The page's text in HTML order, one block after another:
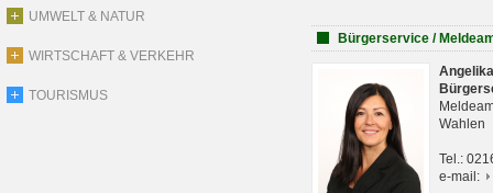
UMWELT & NATUR
WIRTSCHAFT & VERKEHR
TOURISMUS
Bürgerservice /
Wahlen
Tel.:
e-mail: